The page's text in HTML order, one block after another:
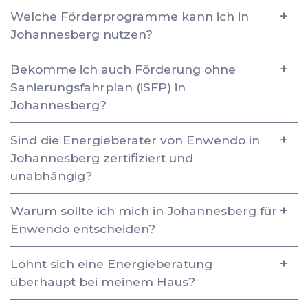
Welche Förderprogramme kann ich in
Johannesberg nutzen?
Bekomme ich auch Förderung ohne
Sanierungsfahrplan (iSFP) in
Johannesberg?
Sind die Energieberater von Enwendo in
Johannesberg zertifiziert und
unabhängig?
Warum sollte ich mich in Johannesberg für
Enwendo entscheiden?
Lohnt sich eine Energieberatung
überhaupt bei meinem Haus?